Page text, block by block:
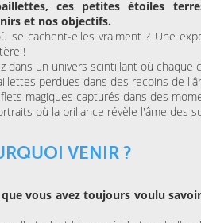
ces petites étoiles
et nos objectifs.
se cachent-elles vraiment ? Une
!
dans un univers scintillant où chaque
perdues dans des recoins de
magiques capturés dans des
où la brillance révèle l'âme des
VENIR ?
que vous avez toujours voulu
MAISON FOLIE MOULINS
Le Syndrome du
Spaghetti de la Cie Lolium